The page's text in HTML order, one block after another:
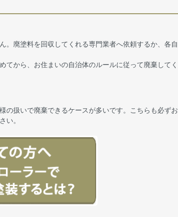
。廃塗料を回収してくれる専門業者へ依頼するか、各自
てから、お住まいの自治体のルールに従って廃棄してく
の扱いで廃棄できるケースが多いです。こちらも必ずお
い。